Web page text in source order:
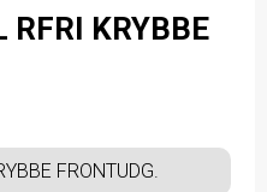
KRYBBE
FRONTUDG.